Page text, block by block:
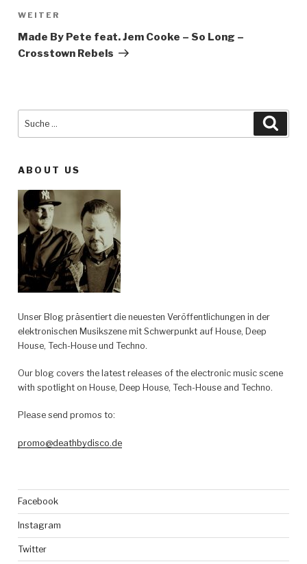
Nächster
WEITER
Made By Pete feat. Jem Cooke – So Long –
Crosstown Rebels
ABOUT US
Unser Blog präsentiert die neuesten Veröffentlichungen in der
elektronischen Musikszene mit Schwerpunkt auf House, Deep
House, Tech-House und Techno.
Our blog covers the latest releases of the electronic music scene
with spotlight on House, Deep House, Tech-House and Techno.
Please send promos to:
promo@deathbydisco.de
Facebook
Instagram
Twitter